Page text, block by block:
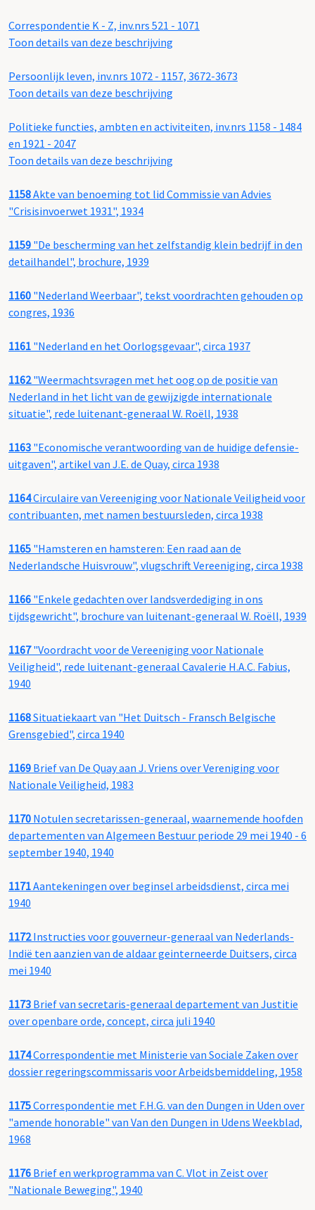
Correspondentie K - Z, inv.nrs 521 - 1071
Toon details van deze beschrijving
Persoonlijk leven, inv.nrs 1072 - 1157, 3672-3673
Toon details van deze beschrijving
Politieke functies, ambten en activiteiten, inv.nrs 1158 - 1484
en 1921 - 2047
Toon details van deze beschrijving
1158Akte van benoeming tot lid Commissie van Advies
"Crisisinvoerwet 1931", 1934
1159 "De bescherming van het zelfstandig klein bedrijf in den
detailhandel", brochure, 1939
1160 "Nederland Weerbaar", tekst voordrachten gehouden op
congres, 1936
1161 "Nederland en het Oorlogsgevaar", circa 1937
1162"Weermachtsvragen met het oog op de positie van
Nederland in het licht van de gewijzigde internationale
situatie", rede luitenant-generaal W. Roëll, 1938
1163 "Economische verantwoording van de huidige defensie-
uitgaven", artikel van J.E. de Quay, circa 1938
1164Circulaire van Vereeniging voor Nationale Veiligheid voor
contribuanten, met namen bestuursleden, circa 1938
1165 "Hamsteren en hamsteren: Een raad aan de
Nederlandsche Huisvrouw", vlugschrift Vereeniging, circa 1938
1166 "Enkele gedachten over landsverdediging in ons
tijdsgewricht", brochure van luitenant-generaal W. Roëll, 1939
1167"Voordracht voor de Vereeniging voor Nationale
Veiligheid", rede luitenant-generaal Cavalerie H.A.C. Fabius,
1940
1168Situatiekaart van "Het Duitsch - Fransch Belgische
Grensgebied", circa 1940
1169 Brief van De Quay aan J. Vriens over Vereniging voor
Nationale Veiligheid, 1983
1170 Notulen secretarissen-generaal, waarnemende hoofden
departementen van Algemeen Bestuur periode 29 mei 1940 - 6
september 1940, 1940
1171Aantekeningen over beginsel arbeidsdienst, circa mei
1940
1172Instructies voor gouverneur-generaal van Nederlands-
Indië ten aanzien van de aldaar geinterneerde Duitsers, circa
mei 1940
1173 Brief van secretaris-generaal departement van Justitie
over openbare orde, concept, circa juli 1940
1174Correspondentie met Ministerie van Sociale Zaken over
dossier regeringscommissaris voor Arbeidsbemiddeling, 1958
1175Correspondentie met F.H.G. van den Dungen in Uden over
"amende honorable" van Van den Dungen in Udens Weekblad,
1968
1176 Brief en werkprogramma van C. Vlot in Zeist over
"Nationale Beweging", 1940